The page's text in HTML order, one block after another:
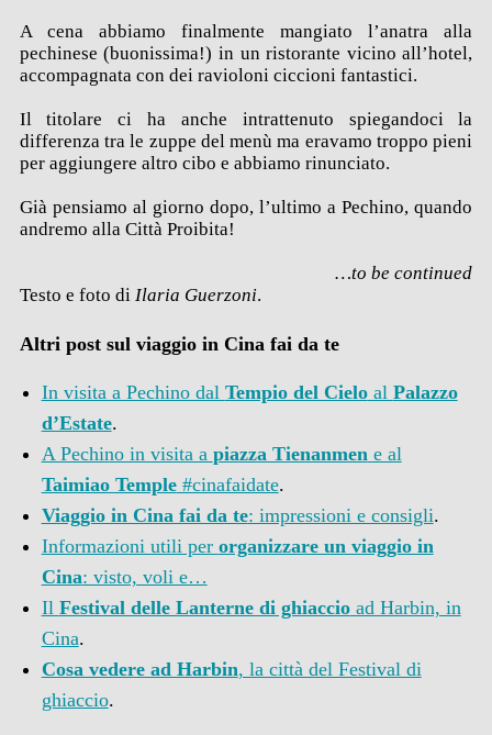
A cena abbiamo finalmente mangiato l’anatra alla
pechinese (buonissima!) in un ristorante vicino all’hotel,
accompagnata con dei ravioloni ciccioni fantastici.
Il titolare ci ha anche intrattenuto spiegandoci la
differenza tra le zuppe del menù ma eravamo troppo pieni
per aggiungere altro cibo e abbiamo rinunciato.
Già pensiamo al giorno dopo, l’ultimo a Pechino, quando
andremo alla Città Proibita!
…to be continued
Testo e foto di Ilaria Guerzoni.
Altri post sul viaggio in Cina fai da te
In visita a Pechino dal Tempio del Cieloal Palazzo
d’Estate.
A Pechino in visita a piazza Tienanmene al
Taimiao Temple#cinafaidate.
Viaggio in Cina fai da te: impressioni e consigli.
Informazioni utili per organizzare un viaggio in
Cina: visto, voli e…
Il Festival delle Lanterne di ghiaccioad Harbin, in
Cina.
Cosa vedere ad Harbin, la città del Festival di
ghiaccio.